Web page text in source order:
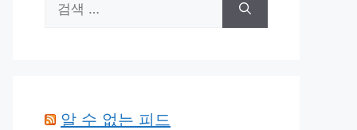
색:
알 수 없는 피드